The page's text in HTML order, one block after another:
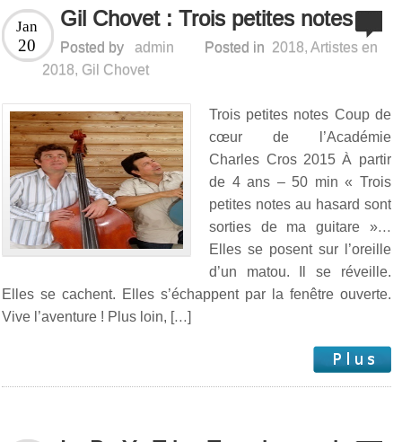
Gil Chovet : Trois petites notes
Jan
20 Posted by admin Posted in 2018,Artistes en
2018, Gil Chovet
Trois petites notes Coup de
cœur de l’Académie
Charles Cros 2015 À partir
de 4 ans – 50 min « Trois
petites notes au hasard sont
sorties de ma guitare »…
Elles se posent sur l’oreille
d’un matou. Il se réveille.
Elles se cachent. Elles s’échappent par la fenêtre ouverte.
Vive l’aventure ! Plus loin, […]